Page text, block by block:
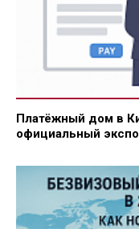
Платёжный дом в
официальный